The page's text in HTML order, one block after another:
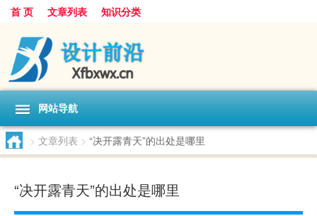
首 页 文章列表 知识分类
网站导航
> 文章列表 > “决开露青天”的出处是哪里
“决开露青天”的出处是哪里